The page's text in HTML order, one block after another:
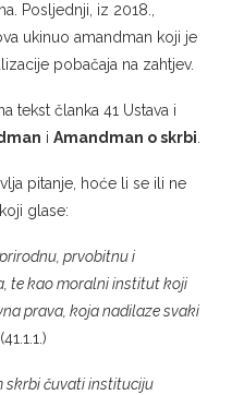
Posljednji, iz 2018.,
ukinuo amandman koji je
pobačaja na zahtjev.
tekst članka 41 Ustava i
i Amandman o skrbi.
pitanje, hoće li se ili ne
glase:
prvobitnu i
te kao moralni institut koji
prava, koja nadilaze svaki
skrbi čuvati instituciju